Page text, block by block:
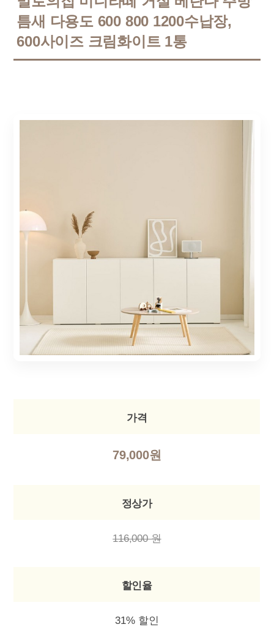
틈새 다용도 600 800 1200수납장,
600사이즈 크림화이트 1통
가격
79,000원
정상가
116,000 원
할인율
31% 할인